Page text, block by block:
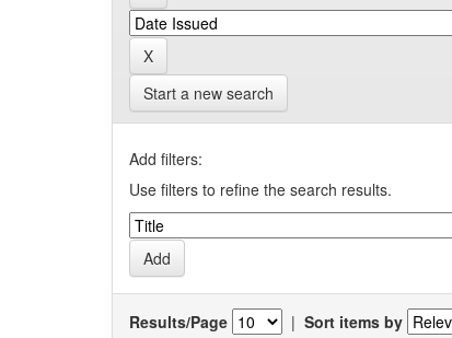
Start a new search
Add filters:
Use filters to refine the search results.
Results/Page | Sort items by